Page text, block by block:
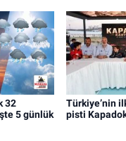
32
5 günlük
Türkiye’nin
pisti